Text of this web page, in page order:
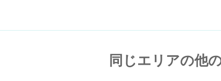
同じエリアの他